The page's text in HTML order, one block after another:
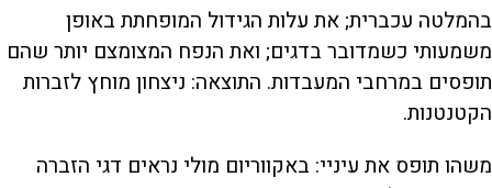
בהמלטה עכברית; את עלות הגידול המופחתת באופן
משמעותי כשמדובר בדגים; ואת הנפח המצומצם יותר שהם
תופסים במרחבי המעבדות. התוצאה: ניצחון מוחץ לזברות
הקטנטנות.
משהו תופס את עיניי: באקווריום מולי נראים דגי הזברה